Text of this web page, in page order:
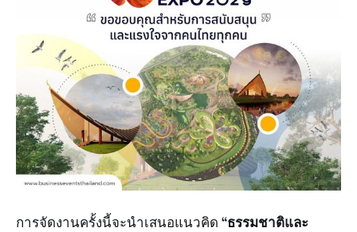
การจัดงานครั้งนี้จะนำเสนอแนวคิด “ธรรมชาติและ